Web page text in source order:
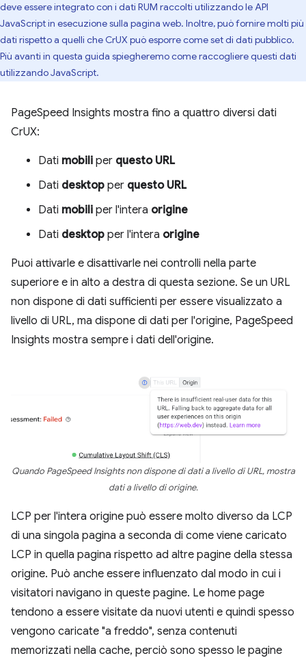
deve essere integrato con i dati RUM raccolti utilizzando le API
JavaScript in esecuzione sulla pagina web. Inoltre, può fornire molti più
dati rispetto a quelli che CrUX può esporre come set di dati pubblico.
Più avanti in questa guida spiegheremo come raccogliere questi dati
utilizzando JavaScript.
PageSpeed Insights mostra fino a quattro diversi dati
CrUX:
Dati mobili per questo URL
Dati desktop per questo URL
Dati mobili per l'intera origine
Dati desktop per l'intera origine
Puoi attivarle e disattivarle nei controlli nella parte
superiore e in alto a destra di questa sezione. Se un URL
non dispone di dati sufficienti per essere visualizzato a
livello di URL, ma dispone di dati per l'origine, PageSpeed
Insights mostra sempre i dati dell'origine.
Quando PageSpeed Insights non dispone di dati a livello di URL, mostra
dati a livello di origine.
LCP per l'intera origine può essere molto diverso da LCP
di una singola pagina a seconda di come viene caricato
LCP in quella pagina rispetto ad altre pagine della stessa
origine. Può anche essere influenzato dal modo in cui i
visitatori navigano in queste pagine. Le home page
tendono a essere visitate da nuovi utenti e quindi spesso
vengono caricate "a freddo", senza contenuti
memorizzati nella cache, perciò sono spesso le pagine